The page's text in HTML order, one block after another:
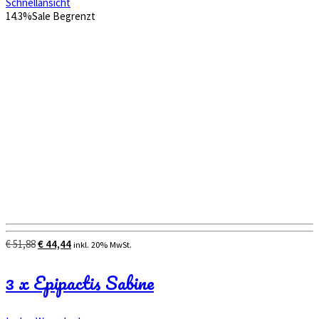
14.3%Sale Begrenzt
€51,88Ursprünglicher
€ 51,88
€ 44,44Aktueller
€ 44,44.
inkl. 20% MwSt.
3 x Epipactis Sabine